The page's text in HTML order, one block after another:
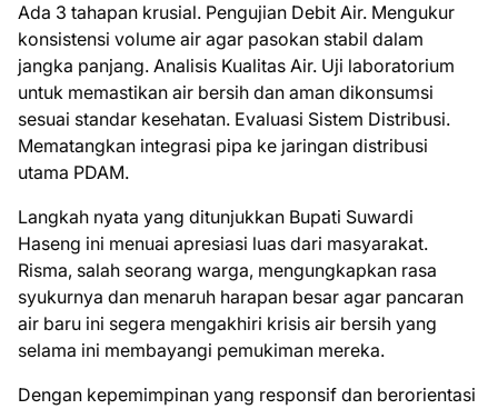
Ada 3 tahapan krusial. Pengujian Debit Air. Mengukur
konsistensi volume air agar pasokan stabil dalam
jangka panjang. Analisis Kualitas Air. Uji laboratorium
untuk memastikan air bersih dan aman dikonsumsi
sesuai standar kesehatan. Evaluasi Sistem Distribusi.
Mematangkan integrasi pipa ke jaringan distribusi
utama PDAM.
Langkah nyata yang ditunjukkan Bupati Suwardi
Haseng ini menuai apresiasi luas dari masyarakat.
Risma, salah seorang warga, mengungkapkan rasa
syukurnya dan menaruh harapan besar agar pancaran
air baru ini segera mengakhiri krisis air bersih yang
selama ini membayangi pemukiman mereka.
Dengan kepemimpinan yang responsif dan berorientasi